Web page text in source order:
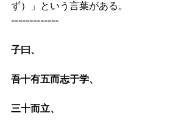
ず）」という言葉がある。
-------------
子曰、
吾十有五而志于学、
三十而立、